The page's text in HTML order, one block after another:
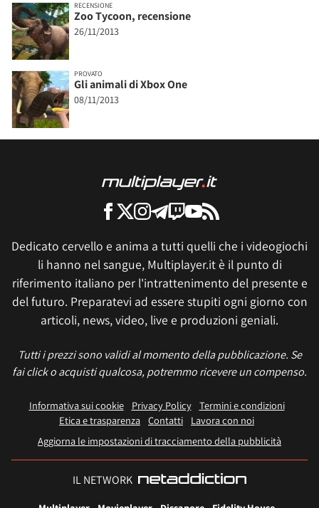
RECENSIONE
Zoo Tycoon, recensione
26/11/2013
PROVATO
Gli animali di Xbox One
08/11/2013
Dedicato cervello e anima a tutti quelli che i videogiochi
li hanno nel sangue, Multiplayer.it è il punto di
riferimento italiano per l'intrattenimento del presente e
del futuro. Preparatevi ad essere stupiti ogni giorno con
articoli, news, video, live e produzioni geniali.
Tutti i prezzi sono validi al momento della pubblicazione. Se
fai click o acquisti qualcosa, potremmo ricevere un compenso.
Informativa sui cookie Privacy Policy
Termini e condizioni
Etica e trasparenza Contatti
Lavora con noi
Aggiorna le impostazioni di tracciamento della pubblicità
IL NETWORK